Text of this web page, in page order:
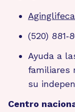
(520)
Ayuda a
familiares
su
Centro